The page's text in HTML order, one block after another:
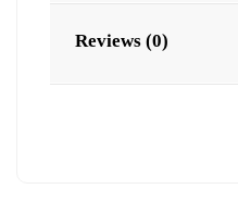
Reviews (0)